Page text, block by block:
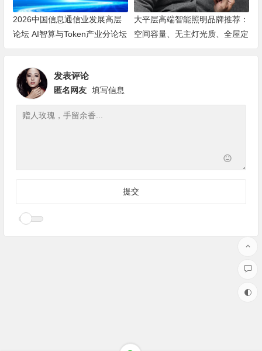
2026中国信息通信业发展高层
论坛 AI智算与Token产业分论坛
顺利举办
大平层高端智能照明品牌推荐：
空间容量、无主灯光质、全屋定
制、长期售后四个维度全解析
发表评论
匿名网友 填写信息